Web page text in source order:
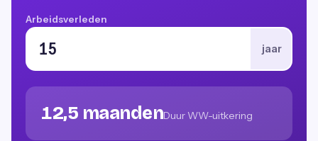
Arbeidsverleden
jaar
12,5 maandenDuur WW-uitkering